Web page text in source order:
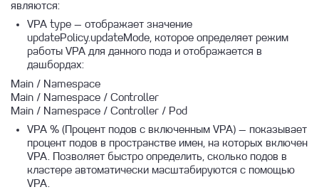
являются:
VPA type — отображает значение
updatePolicy.updateMode, которое определяет режим
работы VPA для данного пода и отображается в
дашбордах:
Main / Namespace
Main / Namespace / Controller
Main / Namespace / Controller / Pod
VPA % (Процент подов с включенным VPA) — показывает
процент подов в пространстве имен, на которых включен
VPA. Позволяет быстро определить, сколько подов в
кластере автоматически масштабируются с помощью
VPA.